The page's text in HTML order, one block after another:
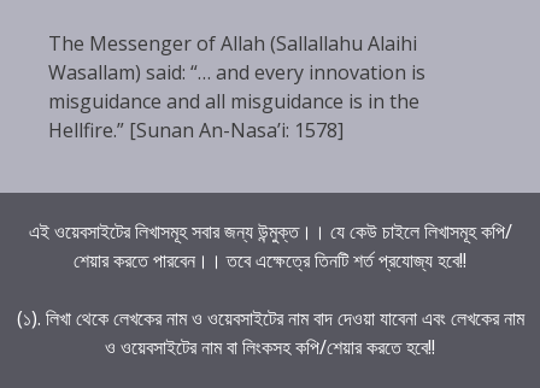
The Messenger of Allah (Sallallahu Alaihi
Wasallam) said: “… and every innovation is
misguidance and all misguidance is in the
Hellfire.” [Sunan An-Nasa’i: 1578]
এই ওয়েবসাইটের লিখাসমূহ সবার জন্য উন্মুক্ত।। যে কেউ চাইলে লিখাসমূহ কপি/
শেয়ার করতে পারবেন।। তবে এক্ষেত্রে তিনটি শর্ত প্রযোজ্য হবে!!
(১). লিখা থেকে লেখকের নাম ও ওয়েবসাইটের নাম বাদ দেওয়া যাবেনা এবং লেখকের নাম
ও ওয়েবসাইটের নাম বা লিংকসহ কপি/শেয়ার করতে হবে!!